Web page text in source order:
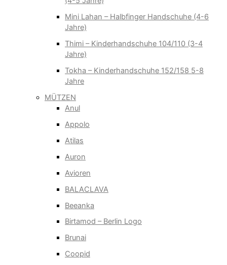
Mini Lahan – Halbfinger Handschuhe (4-6
Jahre)
Thimi – Kinderhandschuhe 104/110 (3-4
Jahre)
Tokha – Kinderhandschuhe 152/158 5-8
Jahre
MÜTZEN
Anul
Appolo
Atilas
Auron
Avioren
BALACLAVA
Beeanka
Birtamod – Berlin Logo
Brunai
Coopid